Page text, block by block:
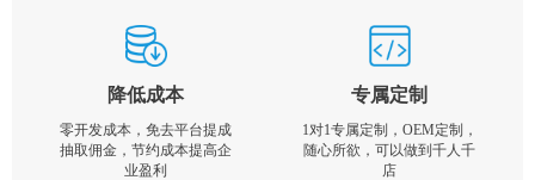
降低成本
零开发成本，免去平台提成
抽取佣金，节约成本提高企
业盈利
专属定制
1对1专属定制，OEM定制，
随心所欲，可以做到千人千
店